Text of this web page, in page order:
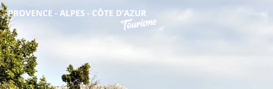
Aller
au
contenu
principal
DÉCOUVRIR